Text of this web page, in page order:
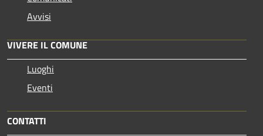
Avvisi
VIVERE IL COMUNE
Luoghi
Eventi
CONTATTI